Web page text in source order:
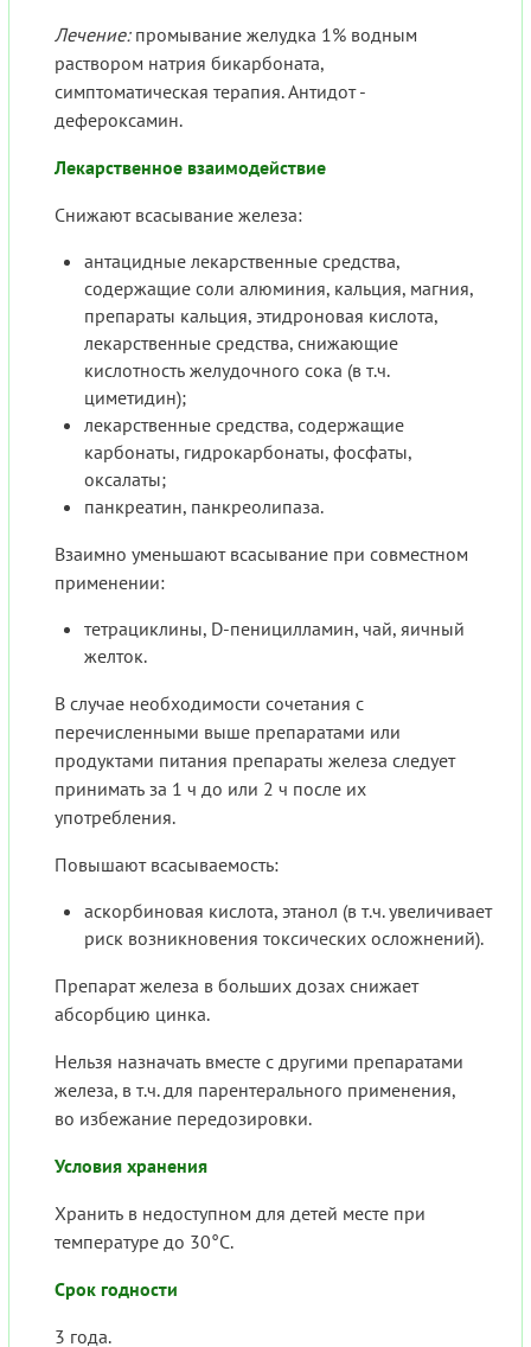
Лечение:промывание желудка 1% водным
раствором натрия бикарбоната,
симптоматическая терапия. Антидот -
дефероксамин.
Лекарственное взаимодействие
Снижают всасывание железа:
антацидные лекарственные средства,
содержащие соли алюминия, кальция, магния,
препараты кальция, этидроновая кислота,
лекарственные средства, снижающие
кислотность желудочного сока (в т.ч.
циметидин);
лекарственные средства, содержащие
карбонаты, гидрокарбонаты, фосфаты,
оксалаты;
панкреатин, панкреолипаза.
Взаимно уменьшают всасывание при совместном
применении:
тетрациклины, D-пеницилламин, чай, яичный
желток.
В случае необходимости сочетания с
перечисленными выше препаратами или
продуктами питания препараты железа следует
принимать за 1 ч до или 2 ч после их
употребления.
Повышают всасываемость:
аскорбиновая кислота, этанол (в т.ч. увеличивает
риск возникновения токсических осложнений).
Препарат железа в больших дозах снижает
абсорбцию цинка.
Нельзя назначать вместе с другими препаратами
железа, в т.ч. для парентерального применения,
во избежание передозировки.
Условия хранения
Хранить в недоступном для детей месте при
температуре до 30°С.
Срок годности
3 года.